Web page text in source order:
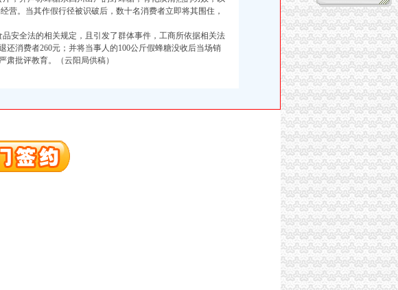
营。当其作假行径被识破后，数十名消费者立即将其围住，
安全法的相关规定，且引发了群体事件，工商所依据相关法
还消费者260元；并将当事人的100公斤假蜂糖没收后当场销
批评教育。（云阳局供稿）